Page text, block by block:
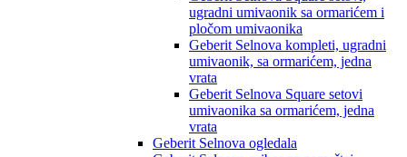
ugradni umivaonik sa ormarićem i
pločom umivaonika
Geberit Selnova kompleti, ugradni
umivaonik, sa ormarićem, jedna
vrata
Geberit Selnova Square setovi
umivaonika sa ormarićem, jedna
vrata
Geberit Selnova ogledala